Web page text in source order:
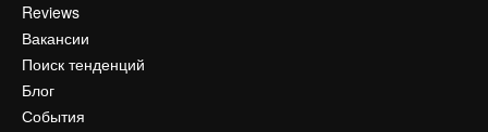
Reviews
Вакансии
Поиск тенденций
Блог
События